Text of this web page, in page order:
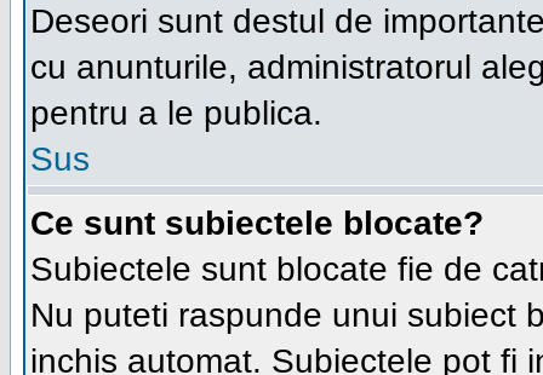
Deseori sunt destul de
cu anunturile, administratorul
pentru a le publica.
Sus
Ce sunt subiectele blocate?
Subiectele sunt blocate fie de
Nu puteti raspunde unui subiect
inchis automat. Subiectele pot fi